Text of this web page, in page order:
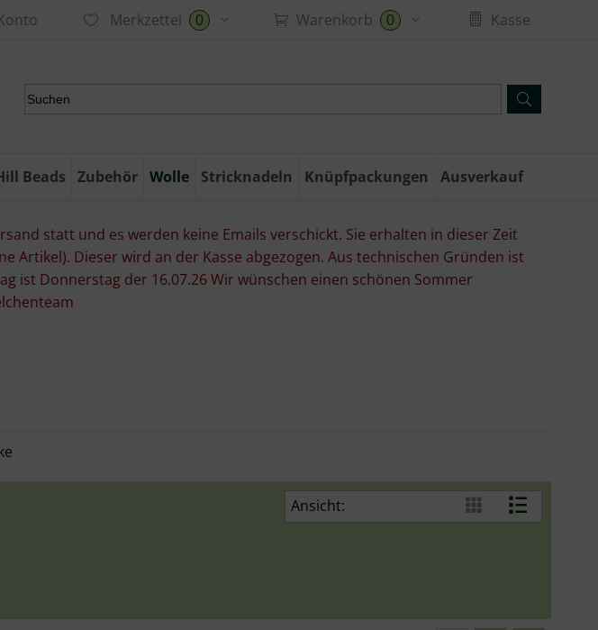
Merkzettel 0 Warenkorb 0 Kasse
Beads Zubehör Wolle Stricknadeln Knüpfpackungen Ausverkauf
statt und es werden keine Emails verschickt. Sie erhalten in dieser Zeit
Dieser wird an der Kasse abgezogen. Aus technischen Gründen ist
ist Donnerstag der 16.07.26 Wir wünschen einen schönen Sommer
Ansicht: